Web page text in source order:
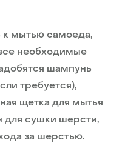
к мытью самоеда,
необходимые
шампунь
требуется),
щетка для мытья
для сушки шерсти,
за шерстью.